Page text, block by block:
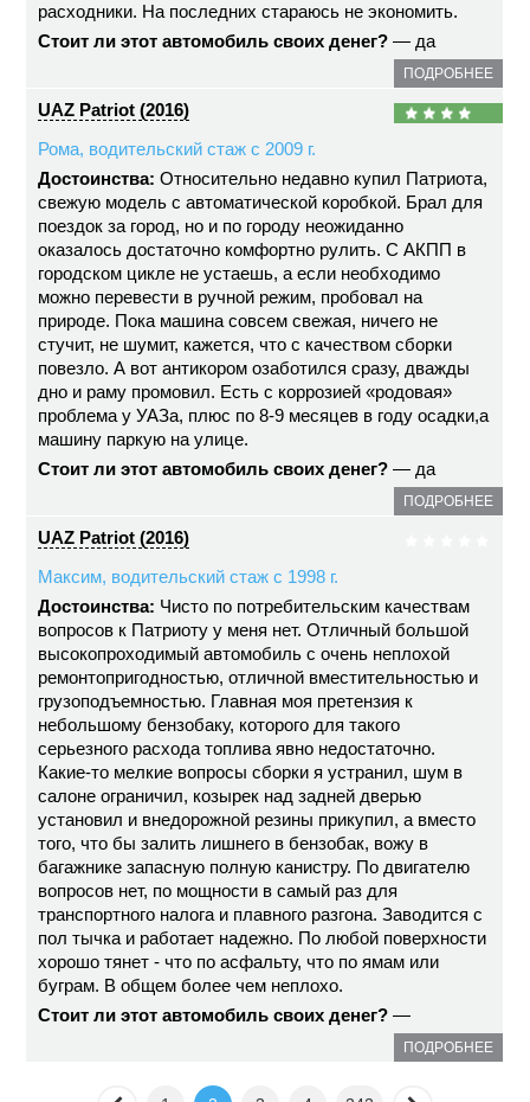
расходники. На последних стараюсь не экономить.
Стоит ли этот автомобиль своих денег? — да
ПОДРОБНЕЕ
UAZ Patriot (2016)
Рома, водительский стаж с 2009 г.
Достоинства: Относительно недавно купил Патриота,
свежую модель с автоматической коробкой. Брал для
поездок за город, но и по городу неожиданно
оказалось достаточно комфортно рулить. С АКПП в
городском цикле не устаешь, а если необходимо
можно перевести в ручной режим, пробовал на
природе. Пока машина совсем свежая, ничего не
стучит, не шумит, кажется, что с качеством сборки
повезло. А вот антикором озаботился сразу, дважды
дно и раму промовил. Есть с коррозией «родовая»
проблема у УАЗа, плюс по 8-9 месяцев в году осадки,а
машину паркую на улице.
Стоит ли этот автомобиль своих денег? — да
ПОДРОБНЕЕ
UAZ Patriot (2016)
Максим, водительский стаж с 1998 г.
Достоинства: Чисто по потребительским качествам
вопросов к Патриоту у меня нет. Отличный большой
высокопроходимый автомобиль с очень неплохой
ремонтопригодностью, отличной вместительностью и
грузоподъемностью. Главная моя претензия к
небольшому бензобаку, которого для такого
серьезного расхода топлива явно недостаточно.
Какие-то мелкие вопросы сборки я устранил, шум в
салоне ограничил, козырек над задней дверью
установил и внедорожной резины прикупил, а вместо
того, что бы залить лишнего в бензобак, вожу в
багажнике запасную полную канистру. По двигателю
вопросов нет, по мощности в самый раз для
транспортного налога и плавного разгона. Заводится с
пол тычка и работает надежно. По любой поверхности
хорошо тянет - что по асфальту, что по ямам или
буграм. В общем более чем неплохо.
Стоит ли этот автомобиль своих денег? —
ПОДРОБНЕЕ